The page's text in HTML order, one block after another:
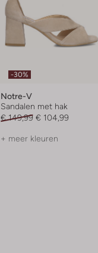
-30%
Notre-V
Sandalen met hak
€ 149,99 € 104,99
+ meer kleuren